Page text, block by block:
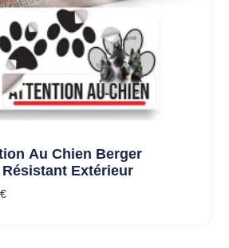
Au Chien Berger
Extérieur
€